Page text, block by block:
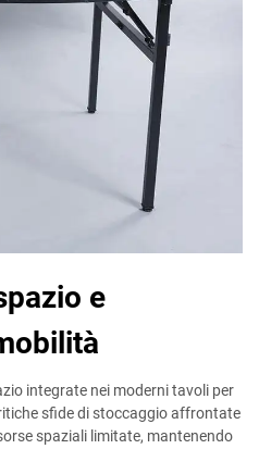
e
integrate nei moderni tavoli per
sfide di stoccaggio affrontate
spaziali limitate, mantenendo